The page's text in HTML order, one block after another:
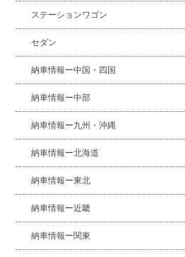
ステーションワゴン
セダン
納車情報ー中国・四国
納車情報ー中部
納車情報ー九州・沖縄
納車情報ー北海道
納車情報ー東北
納車情報ー近畿
納車情報ー関東